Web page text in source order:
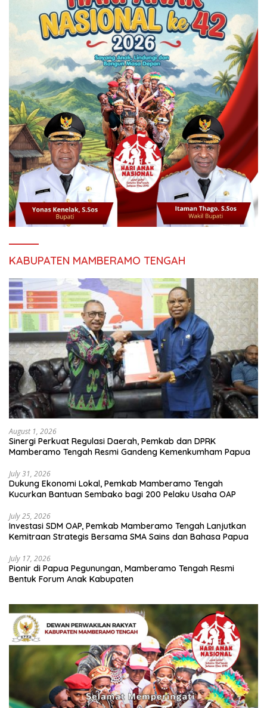
KABUPATEN MAMBERAMO TENGAH
August 1, 2026
Sinergi Perkuat Regulasi Daerah, Pemkab dan DPRK
Mamberamo Tengah Resmi Gandeng Kemenkumham Papua
July 31, 2026
Dukung Ekonomi Lokal, Pemkab Mamberamo Tengah
Kucurkan Bantuan Sembako bagi 200 Pelaku Usaha OAP
July 25, 2026
Investasi SDM OAP, Pemkab Mamberamo Tengah Lanjutkan
Kemitraan Strategis Bersama SMA Sains dan Bahasa Papua
July 17, 2026
Pionir di Papua Pegunungan, Mamberamo Tengah Resmi
Bentuk Forum Anak Kabupaten